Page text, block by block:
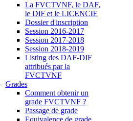
La FVCTVNF, le DAF,
le DIF et le LICENCIE
Dossier d'inscription
Session 2016-2017
Session 2017-2018
Session 2018-2019
Listing des DAF-DIF
attribués par la
FVCTVNF
Grades
Comment obtenir un
grade FVCTVNF ?
Passage de grade
Equivalence de grade